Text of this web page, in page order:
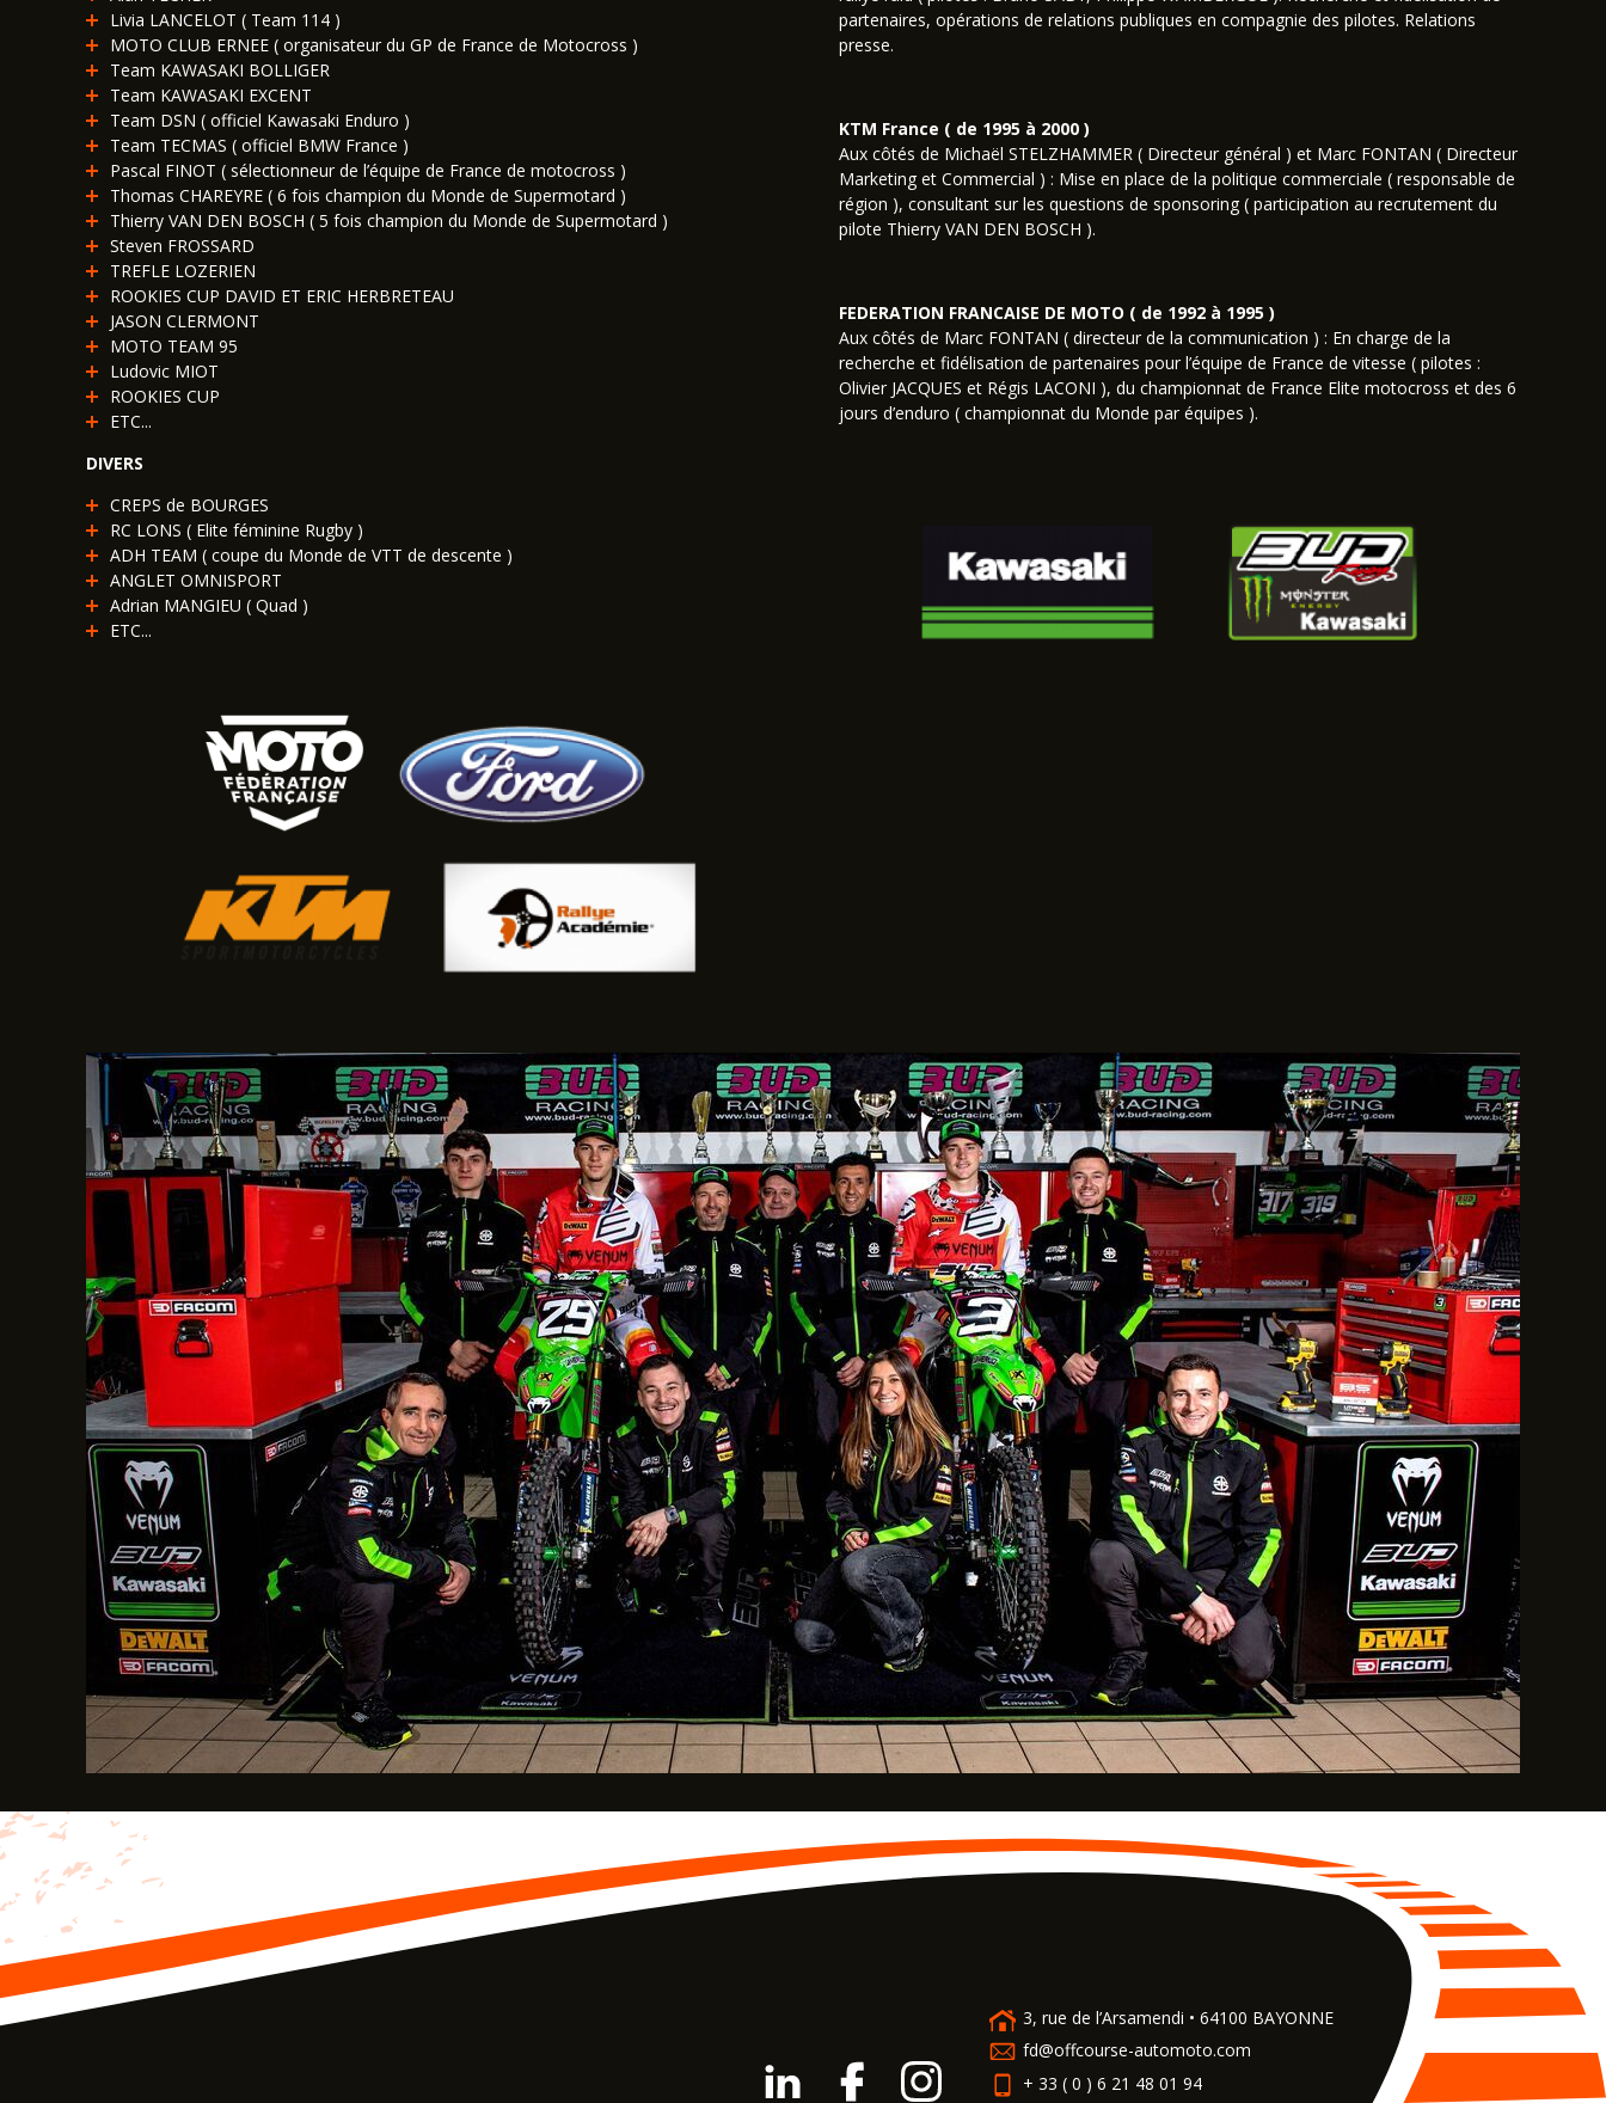
Livia LANCELOT ( Team 114 )
MOTO CLUB ERNEE ( organisateur du GP de France de Motocross )
Team KAWASAKI BOLLIGER
Team KAWASAKI EXCENT
Team DSN ( officiel Kawasaki Enduro )
Team TECMAS ( officiel BMW France )
Pascal FINOT ( sélectionneur de l’équipe de France de motocross )
Thomas CHAREYRE ( 6 fois champion du Monde de Supermotard )
Thierry VAN DEN BOSCH ( 5 fois champion du Monde de Supermotard )
Steven FROSSARD
TREFLE LOZERIEN
ROOKIES CUP DAVID ET ERIC HERBRETEAU
JASON CLERMONT
MOTO TEAM 95
Ludovic MIOT
ROOKIES CUP
ETC...
DIVERS
CREPS de BOURGES
RC LONS ( Elite féminine Rugby )
ADH TEAM ( coupe du Monde de VTT de descente )
ANGLET OMNISPORT
Adrian MANGIEU ( Quad )
ETC...
partenaires, opérations de relations publiques en compagnie des pilotes. Relations
presse.
KTM France ( de 1995 à 2000 )
Aux côtés de Michaël STELZHAMMER ( Directeur général ) et Marc FONTAN ( Directeur
Marketing et Commercial ) : Mise en place de la politique commerciale ( responsable de
région ), consultant sur les questions de sponsoring ( participation au recrutement du
pilote Thierry VAN DEN BOSCH ).
FEDERATION FRANCAISE DE MOTO ( de 1992 à 1995 )
Aux côtés de Marc FONTAN ( directeur de la communication ) : En charge de la
recherche et fidélisation de partenaires pour l’équipe de France de vitesse ( pilotes :
Olivier JACQUES et Régis LACONI ), du championnat de France Elite motocross et des 6
jours d’enduro ( championnat du Monde par équipes ).
3, rue de l’Arsamendi • 64100 BAYONNE
fd@offcourse-automoto.com
+ 33 ( 0 ) 6 21 48 01 94